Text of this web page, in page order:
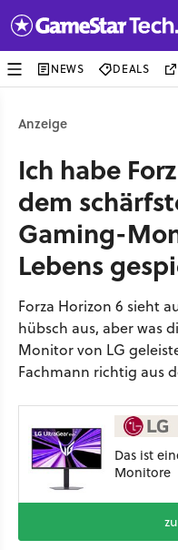
NEWS DEALS
Anzeige
Ich habe
dem
Gaming-
Lebens
Forza Horizon 6 sieht
hübsch aus, aber was
Monitor von LG
Fachmann richtig aus
Das ist
Monitore